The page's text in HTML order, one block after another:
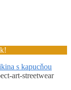
s kapucňou
art-streetwear